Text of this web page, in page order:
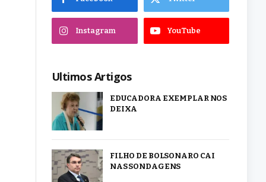
Instagram YouTube
Ultimos Artigos
EDUCADORA EXEMPLAR NOS
DEIXA
FILHO DE BOLSONARO CAI
NAS SONDAGENS